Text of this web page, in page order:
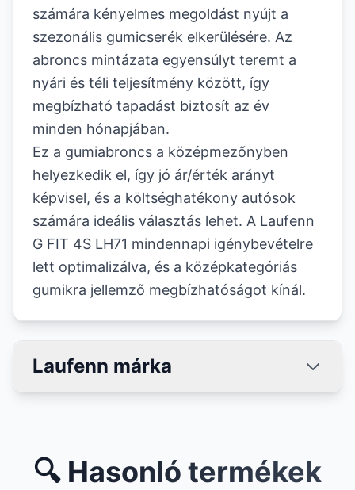
számára kényelmes megoldást nyújt a
szezonális gumicserék elkerülésére. Az
abroncs mintázata egyensúlyt teremt a
nyári és téli teljesítmény között, így
megbízható tapadást biztosít az év
minden hónapjában.
Ez a gumiabroncs a középmezőnyben
helyezkedik el, így jó ár/érték arányt
képvisel, és a költséghatékony autósok
számára ideális választás lehet. A Laufenn
G FIT 4S LH71 mindennapi igénybevételre
lett optimalizálva, és a középkategóriás
gumikra jellemző megbízhatóságot kínál.
Laufenn márka
🔍 Hasonló termékek